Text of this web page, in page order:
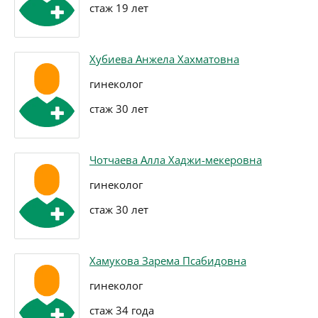
стаж 19 лет
Хубиева Анжела Хахматовна
гинеколог
стаж 30 лет
Чотчаева Алла Хаджи-мекеровна
гинеколог
стаж 30 лет
Хамукова Зарема Псабидовна
гинеколог
стаж 34 года